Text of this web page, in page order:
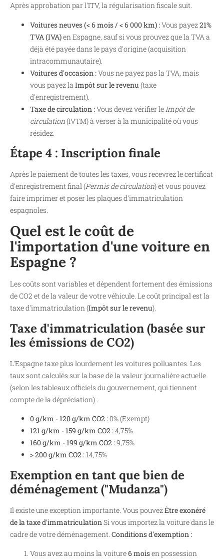
Après approbation par l'ITV, la régularisation fiscale suit.
Voitures neuves (< 6 mois / < 6 000 km) :Vous payez21%
TVA (IVA)en Espagne, sauf si vous prouvez que la TVA a
déjà été payée dans le pays d'origine (acquisition
intracommunautaire).
Voitures d'occasion :Vous ne payez pas la TVA, mais
vous payez la Impôt sur le revenu (taxe
d'enregistrement).
Taxe de circulation :Vous devez vérifier le Impôt de
circulation(IVTM) à verser à la municipalité où vous
résidez.
Étape 4 : Inscription finale
Après le paiement de toutes les taxes, vous recevrez le certificat
d'enregistrement final (Permis de circulation) et vous pouvez
faire imprimer et poser les plaques d'immatriculation
espagnoles.
Quel est le coût de
l'importation d'une voiture en
Espagne ?
Les coûts sont variables et dépendent fortement des émissions
de CO2 et de la valeur de votre véhicule. Le coût principal est la
taxe d'immatriculation (Impôt sur le revenu).
Taxe d'immatriculation (basée sur
les émissions de CO2)
L'Espagne taxe plus lourdement les voitures polluantes. Les
taux sont calculés sur la base de la valeur journalière actuelle
(selon les tableaux officiels du gouvernement, qui tiennent
compte de la dépréciation) :
0 g/km - 120 g/km CO2 :0% (Exempt)
121 g/km - 159 g/km CO2 :4,75%
160 g/km - 199 g/km CO2 :9,75%
> 200 g/km CO2 :14,75%
Exemption en tant que bien de
déménagement ("Mudanza")
Il existe une exception importante. Vous pouvezÊtre exonéré
de la taxe d'immatriculation Si vous importez la voiture dans le
cadre de votre déménagement. Conditions d'exemption :
Vous avez au moins la voiture6 moisen possession